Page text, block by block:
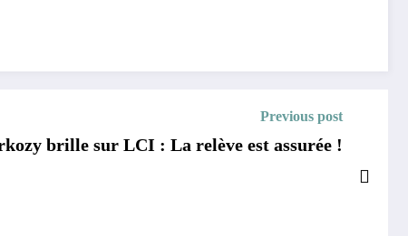
Previous post
brille sur LCI : La relève est assurée !